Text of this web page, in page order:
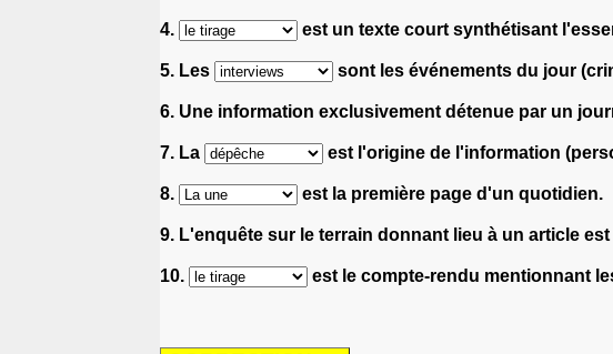
4. est un texte court synthétisant
5. Les sont les événements du jour
6. Une information exclusivement détenue par un
7. La est l'origine de l'information
8. est la première page d'un quotidien.
9. L'enquête sur le terrain donnant lieu à un article est
10. est le compte-rendu mentionnant